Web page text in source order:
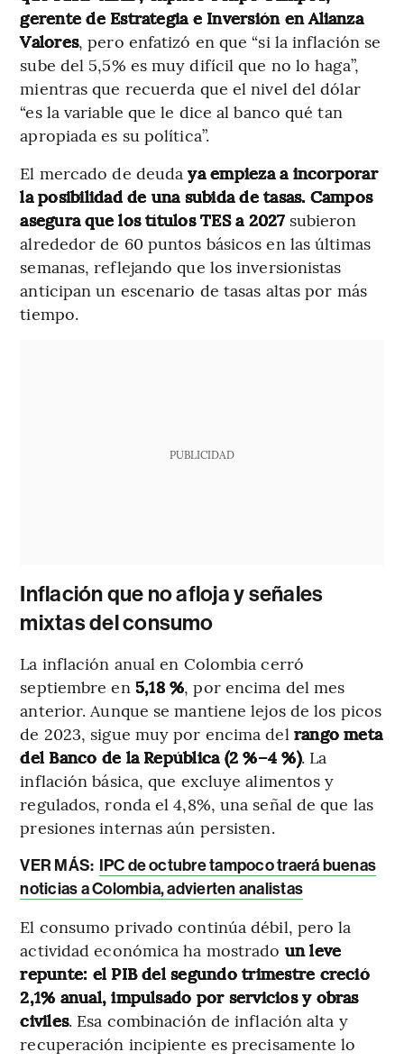
gerente de Estrategia e Inversión en Alianza
Valores, pero enfatizó en que “si la inflación se
sube del 5,5% es muy difícil que no lo haga”,
mientras que recuerda que el nivel del dólar
“es la variable que le dice al banco qué tan
apropiada es su política”.
El mercado de deudaya empieza a incorporar
la posibilidad de una subida de tasas. Campos
asegura que los títulos TES a 2027subieron
alrededor de 60 puntos básicos en las últimas
semanas, reflejando que los inversionistas
anticipan un escenario de tasas altas por más
tiempo.
PUBLICIDAD
Inflación que no afloja y señales
mixtas del consumo
La inflación anual en Colombia cerró
septiembre en 5,18 %, por encima del mes
anterior. Aunque se mantiene lejos de los picos
de 2023, sigue muy por encima del rango meta
del Banco de la República (2 %–4 %). La
inflación básica, que excluye alimentos y
regulados, ronda el 4,8%, una señal de que las
presiones internas aún persisten.
VER MÁS: IPC de octubre tampoco traerá buenas
noticias a Colombia, advierten analistas
El consumo privado continúa débil, pero la
actividad económica ha mostrado un leve
repunte: el PIB del segundo trimestre creció
2,1% anual, impulsado por servicios y obras
civiles. Esa combinación de inflación alta y
recuperación incipiente es precisamente lo